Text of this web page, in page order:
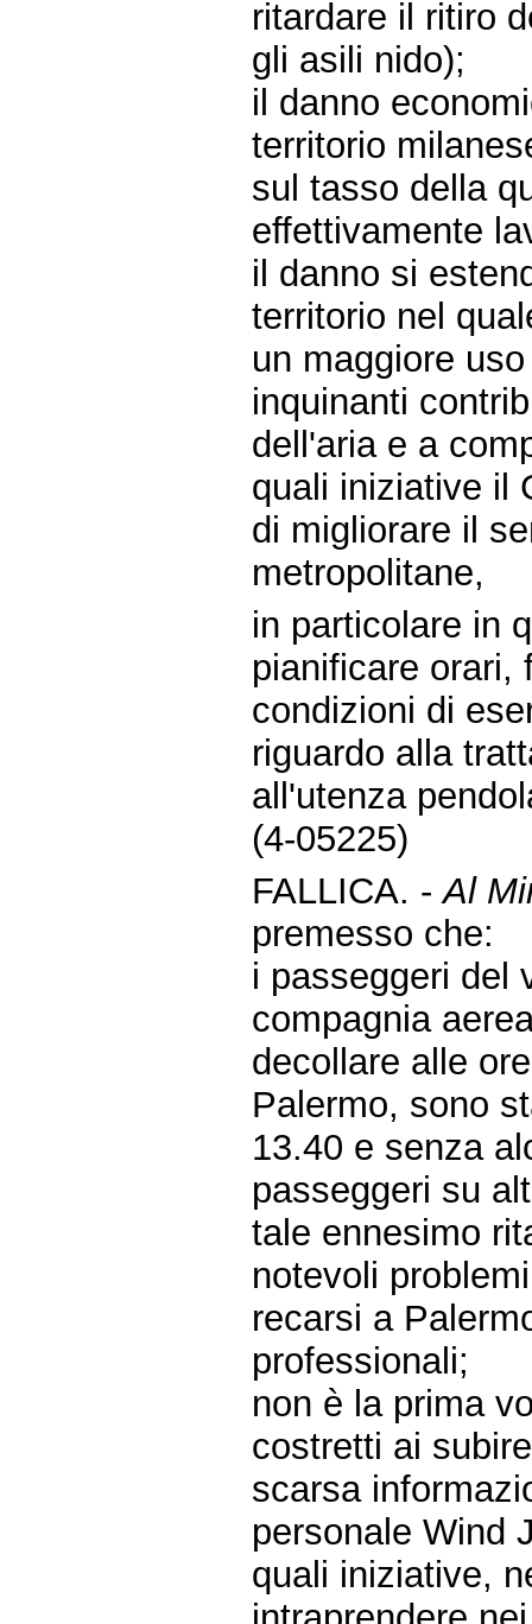
ritardare il ritiro
gli asili nido);
il danno
territorio
sul tasso della
effettivamente
il danno si
territorio nel
un maggiore
inquinanti
dell'aria e a
quali iniziative il
di migliorare il
metropolitane,
in particolare in
pianificare orari,
condizioni di
riguardo alla
all'utenza
(4-05225)
FALLICA. -Al
premesso che:
i passeggeri del
compagnia
decollare alle
Palermo, sono
13.40 e senza
passeggeri su
tale ennesimo
notevoli
recarsi a
professionali;
non è la prima
costretti ai
scarsa
personale Wind
quali iniziative,